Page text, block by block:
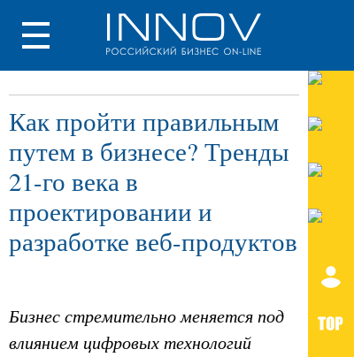
Как пройти правильным
путем в бизнесе? Тренды
21-го века в
проектировании и
разработке веб-продуктов
Бизнес стремительно меняется под
влиянием цифровых технологий